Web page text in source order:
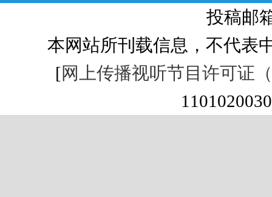
投稿邮
本网站所刊载信息，不代表
[网上传播视听节目许可证